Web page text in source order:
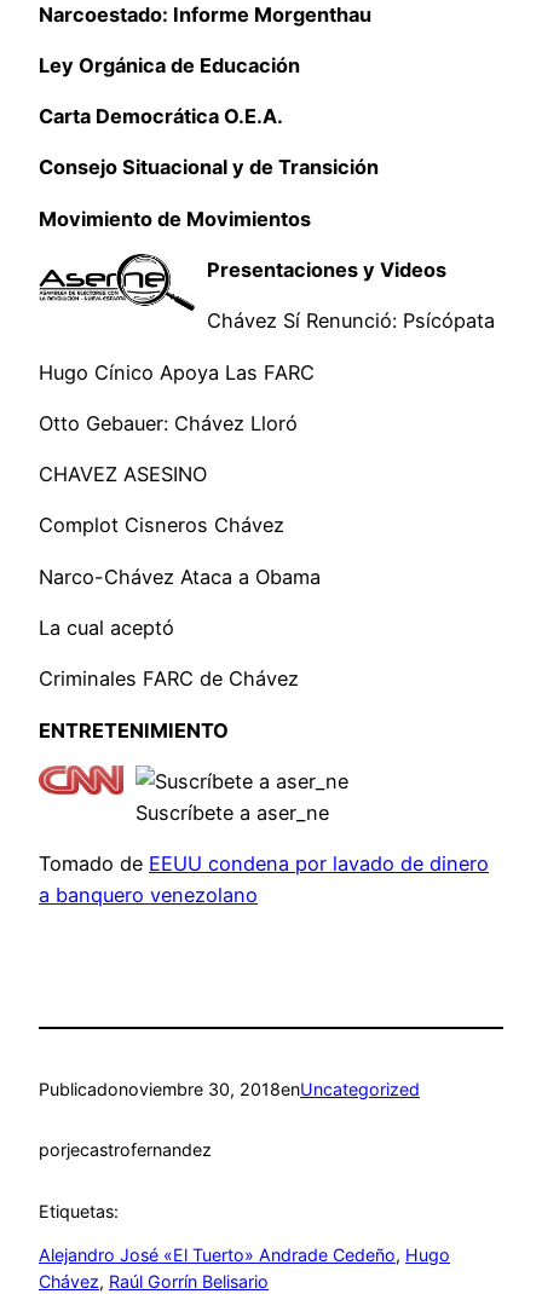
Narcoestado: Informe Morgenthau
Ley Orgánica de Educación
Carta Democrática O.E.A.
Consejo Situacional y de Transición
Movimiento de Movimientos
Presentaciones y Videos
Chávez Sí Renunció: Psícópata
Hugo Cínico Apoya Las FARC
Otto Gebauer: Chávez Lloró
CHAVEZ ASESINO
Complot Cisneros Chávez
Narco-Chávez Ataca a Obama
La cual aceptó
Criminales FARC de Chávez
ENTRETENIMIENTO
Suscríbete a aser_ne
Tomado de EEUU condena por lavado de dinero
a banquero venezolano
Publicadonoviembre 30, 2018enUncategorized
porjecastrofernandez
Etiquetas:
Alejandro José «El Tuerto» Andrade Cedeño, Hugo
Chávez, Raúl Gorrín Belisario